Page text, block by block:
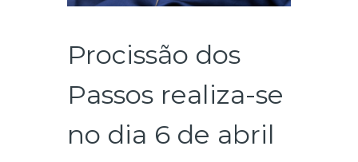
Procissão dos
Passos realiza-se
no dia 6 de abril